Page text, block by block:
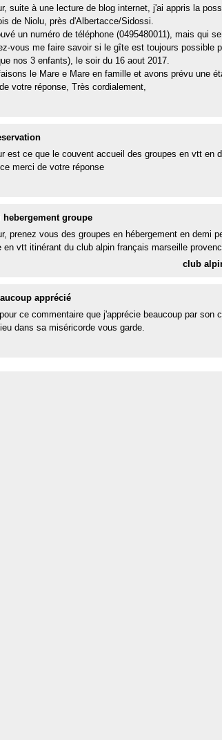
suite à une lecture de blog internet, j'ai appris la
de Niolu, près d'Albertacce/Sidossi.
un numéro de téléphone (0495480011), mais qui
vous me faire savoir si le gîte est toujours possible
nos 3 enfants), le soir du 16 aout 2017.
le Mare e Mare en famille et avons prévu une
votre réponse, Très cordialement,
est ce que le couvent accueil des groupes en vtt en
merci de votre réponse
hebergement groupe
prenez vous des groupes en hébergement en demi
en vtt itinérant du club alpin français marseille
club
apprécié
ce commentaire que j'apprécie beaucoup par son
dans sa miséricorde vous garde.